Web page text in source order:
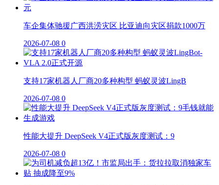
车企集体驰援广西洪涝灾区 比亚迪向灾区捐款1000万
2026-07-08 0
支持17家机器人厂商20多种构型 蚂蚁灵波LingB
2026-07-08 0
性能大提升 DeepSeek V4正式版灰度测试：9
2026-07-08 0